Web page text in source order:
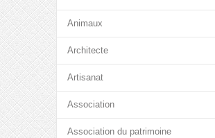
Animaux
Architecte
Artisanat
Association
Association du patrimoine